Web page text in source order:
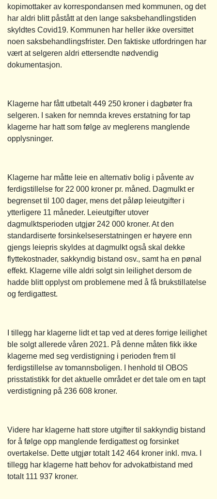
kopimottaker av korrespondansen med kommunen, og det
har aldri blitt påstått at den lange saksbehandlingstiden
skyldtes Covid19. Kommunen har heller ikke oversittet
noen saksbehandlingsfrister. Den faktiske utfordringen har
vært at selgeren aldri ettersendte nødvendig
dokumentasjon.
Klagerne har fått utbetalt 449 250 kroner i dagbøter fra
selgeren. I saken for nemnda kreves erstatning for tap
klagerne har hatt som følge av meglerens manglende
opplysninger.
Klagerne har måtte leie en alternativ bolig i påvente av
ferdigstillelse for 22 000 kroner pr. måned. Dagmulkt er
begrenset til 100 dager, mens det påløp leieutgifter i
ytterligere 11 måneder. Leieutgifter utover
dagmulktsperioden utgjør 242 000 kroner. At den
standardiserte forsinkelseserstatningen er høyere enn
gjengs leiepris skyldes at dagmulkt også skal dekke
flyttekostnader, sakkyndig bistand osv., samt ha en pønal
effekt. Klagerne ville aldri solgt sin leilighet dersom de
hadde blitt opplyst om problemene med å få brukstillatelse
og ferdigattest.
I tillegg har klagerne lidt et tap ved at deres forrige leilighet
ble solgt allerede våren 2021. På denne måten fikk ikke
klagerne med seg verdistigning i perioden frem til
ferdigstillelse av tomannsboligen. I henhold til OBOS
prisstatistikk for det aktuelle området er det tale om en tapt
verdistigning på 236 608 kroner.
Videre har klagerne hatt store utgifter til sakkyndig bistand
for å følge opp manglende ferdigattest og forsinket
overtakelse. Dette utgjør totalt 142 464 kroner inkl. mva. I
tillegg har klagerne hatt behov for advokatbistand med
totalt 111 937 kroner.